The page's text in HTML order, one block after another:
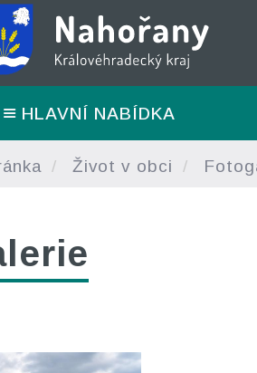
HLAVNÍ NABÍDKA
Život v obci